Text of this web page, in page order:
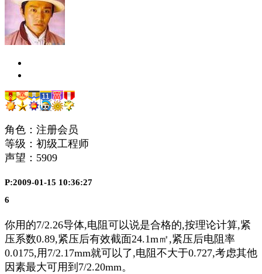
角色：注册会员
等级：初级工程师
声望： 5909
P:2009-01-15 10:36:27
6
你用的7/2.26导体,电阻可以说是合格的,按理论计算,紧
压系数0.89,紧压后有效截面24.1m㎡,紧压后电阻率
0.0175,用7/2.17mm就可以了,电阻不大于0.727,考虑其他
因素最大可用到7/2.20mm。